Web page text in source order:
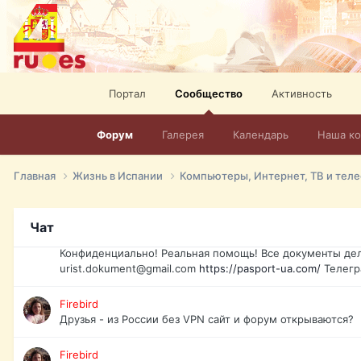
Портал Сообщество
Форум Галерея Календарь Наша
Активность
Главная Жизнь в Испании Компьютеры, Интернет, ТВ и
Чат
elevision-in-spain.html Тел: +972-526-384-339
David16
Книги
David16
Подскажите пожалуйста, как удалить свой аккаунт из
Если Вы попали в трудную ситуацию и возникла
Конфиденциально! Реальная помощь! Все документы
urist.dokument@gmail.com https://pasport-ua.com/
Firebird
Друзья - из России без VPN сайт и форум открываются?
Firebird